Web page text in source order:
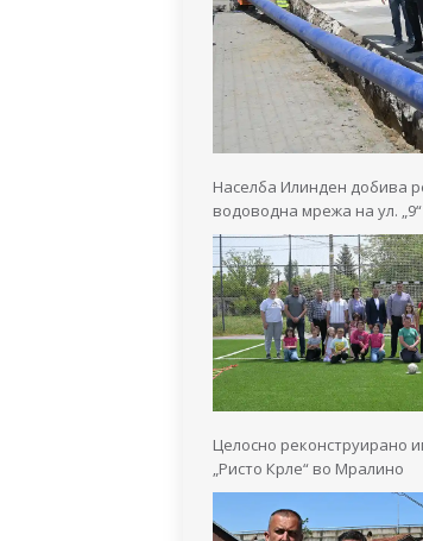
Населба Илинден добива
водоводна мрежа на ул. „9“
Целосно реконструирано
„Ристо Крле“ во Мралино